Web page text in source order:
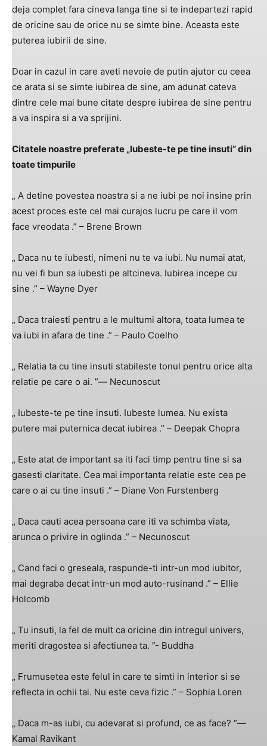
deja complet fara cineva langa tine si te indepartezi rapid
de oricine sau de orice nu se simte bine. Aceasta este
puterea iubirii de sine.
Doar in cazul in care aveti nevoie de putin ajutor cu ceea
ce arata si se simte iubirea de sine, am adunat cateva
dintre cele mai bune citate despre iubirea de sine pentru
a va inspira si a va sprijini.
Citatele noastre preferate „Iubeste-te pe tine insuti” din
toate timpurile
„ A detine povestea noastra si a ne iubi pe noi insine prin
acest proces este cel mai curajos lucru pe care il vom
face vreodata .” – Brene Brown
„ Daca nu te iubesti, nimeni nu te va iubi. Nu numai atat,
nu vei fi bun sa iubesti pe altcineva. Iubirea incepe cu
sine .” – Wayne Dyer
„ Daca traiesti pentru a le multumi altora, toata lumea te
va iubi in afara de tine .” – Paulo Coelho
„ Relatia ta cu tine insuti stabileste tonul pentru orice alta
relatie pe care o ai. ”― Necunoscut
„ Iubeste-te pe tine insuti. Iubeste lumea. Nu exista
putere mai puternica decat iubirea .” – Deepak Chopra
„ Este atat de important sa iti faci timp pentru tine si sa
gasesti claritate. Cea mai importanta relatie este cea pe
care o ai cu tine insuti .” – Diane Von Furstenberg
„ Daca cauti acea persoana care iti va schimba viata,
arunca o privire in oglinda .” – Necunoscut
„ Cand faci o greseala, raspunde-ti intr-un mod iubitor,
mai degraba decat intr-un mod auto-rusinand .” – Ellie
Holcomb
„ Tu insuti, la fel de mult ca oricine din intregul univers,
meriti dragostea si afectiunea ta. ”- Buddha
„ Frumusetea este felul in care te simti in interior si se
reflecta in ochii tai. Nu este ceva fizic .” – Sophia Loren
„ Daca m-as iubi, cu adevarat si profund, ce as face? ”―
Kamal Ravikant